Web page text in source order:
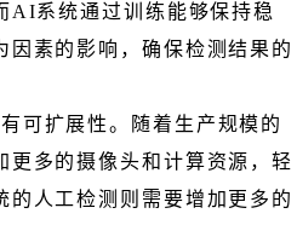
AI系统通过训练能够保持稳
因素的影响，确保检测结果的
可扩展性。随着生产规模的
更多的摄像头和计算资源，轻
的人工检测则需要增加更多的